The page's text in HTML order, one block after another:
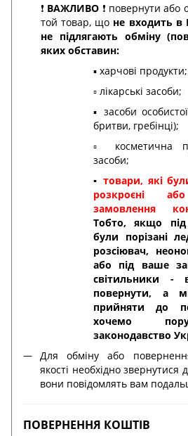
❗️ ВАЖЛИВО ❗️ повернути
той товар, що не входить в
не підлягають обміну
яких обставин:
▪️ харчові продукти;
▫️ лікарські засоби;
▪️ засоби
бритви, гребінці);
▫️ косметична
засоби;
▪️ товари, які
розкроєні
замовлення
Тобто, якщо
були порізані
розсіювач,
або під ваше
світильники
повернути, а
прийняти до
хочемо
законодавство
Для обміну або
якості необхідно
вони повідомлять вам
ПОВЕРНЕННЯ КОШТІВ